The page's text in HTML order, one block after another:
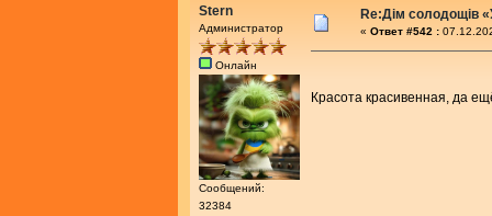
Stern
Администратор
Онлайн
Сообщений:
32384
Re:Дім солодощів
« Ответ #542 :
Красота красивенная, да